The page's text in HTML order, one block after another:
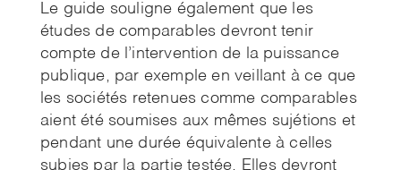
Le guide souligne également que les
études de comparables devront tenir
compte de l’intervention de la puissance
publique, par exemple en veillant à ce que
les sociétés retenues comme comparables
aient été soumises aux mêmes sujétions et
pendant une durée équivalente à celles
subies par la partie testée. Elles devront